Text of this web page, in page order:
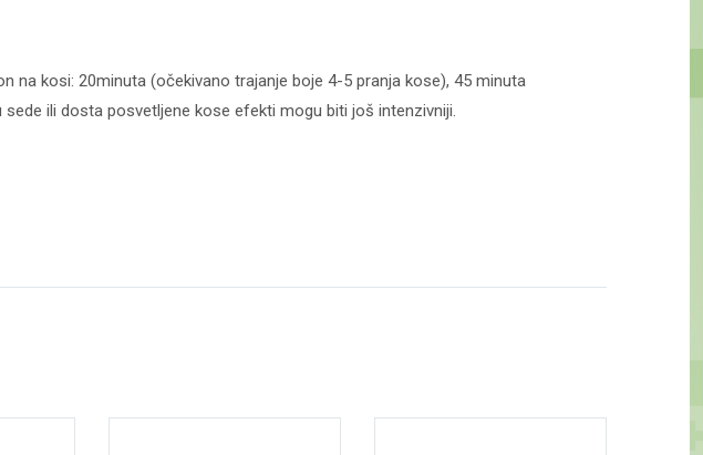
na kosi: 20minuta (očekivano trajanje boje 4-5 pranja kose), 45 minuta
ili dosta posvetljene kose efekti mogu biti još intenzivniji.